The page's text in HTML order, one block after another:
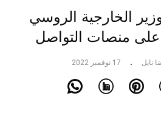
الخارجية الروسي
على منصات التواصل
نايل 17 نوفمبر 2022